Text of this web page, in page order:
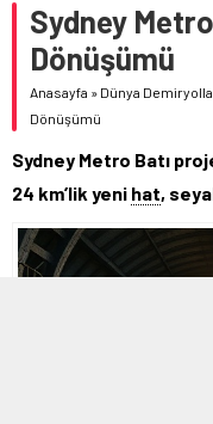
Sydney
Dönüşümü
Anasayfa » Dünya
Dönüşümü
Sydney Metro Batı
24 km’lik yeni hat,